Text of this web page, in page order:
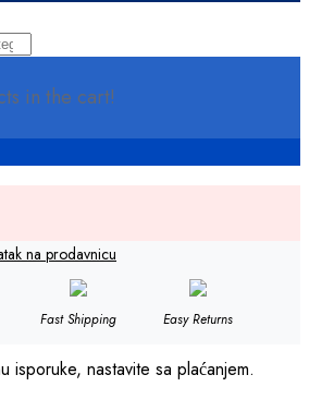
in the cart!
na prodavnicu
Fast Shipping Easy Returns
isporuke, nastavite sa plaćanjem.